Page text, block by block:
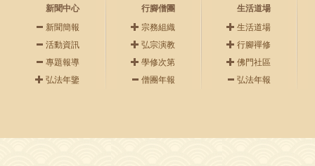
新聞中心
新聞簡報
活動資訊
專題報導
弘法年鑒
行腳僧團
宗務組織
弘宗演教
學修次第
僧團年報
生活道場
生活道場
行腳禪修
佛門社區
弘法年報